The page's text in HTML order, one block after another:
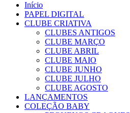
Início
PAPEL DIGITAL
CLUBE CRIATIVA
CLUBES ANTIGOS
CLUBE MARÇO
CLUBE ABRIL
CLUBE MAIO
CLUBE JUNHO
CLUBE JULHO
CLUBE AGOSTO
LANÇAMENTOS
COLEÇÃO BABY